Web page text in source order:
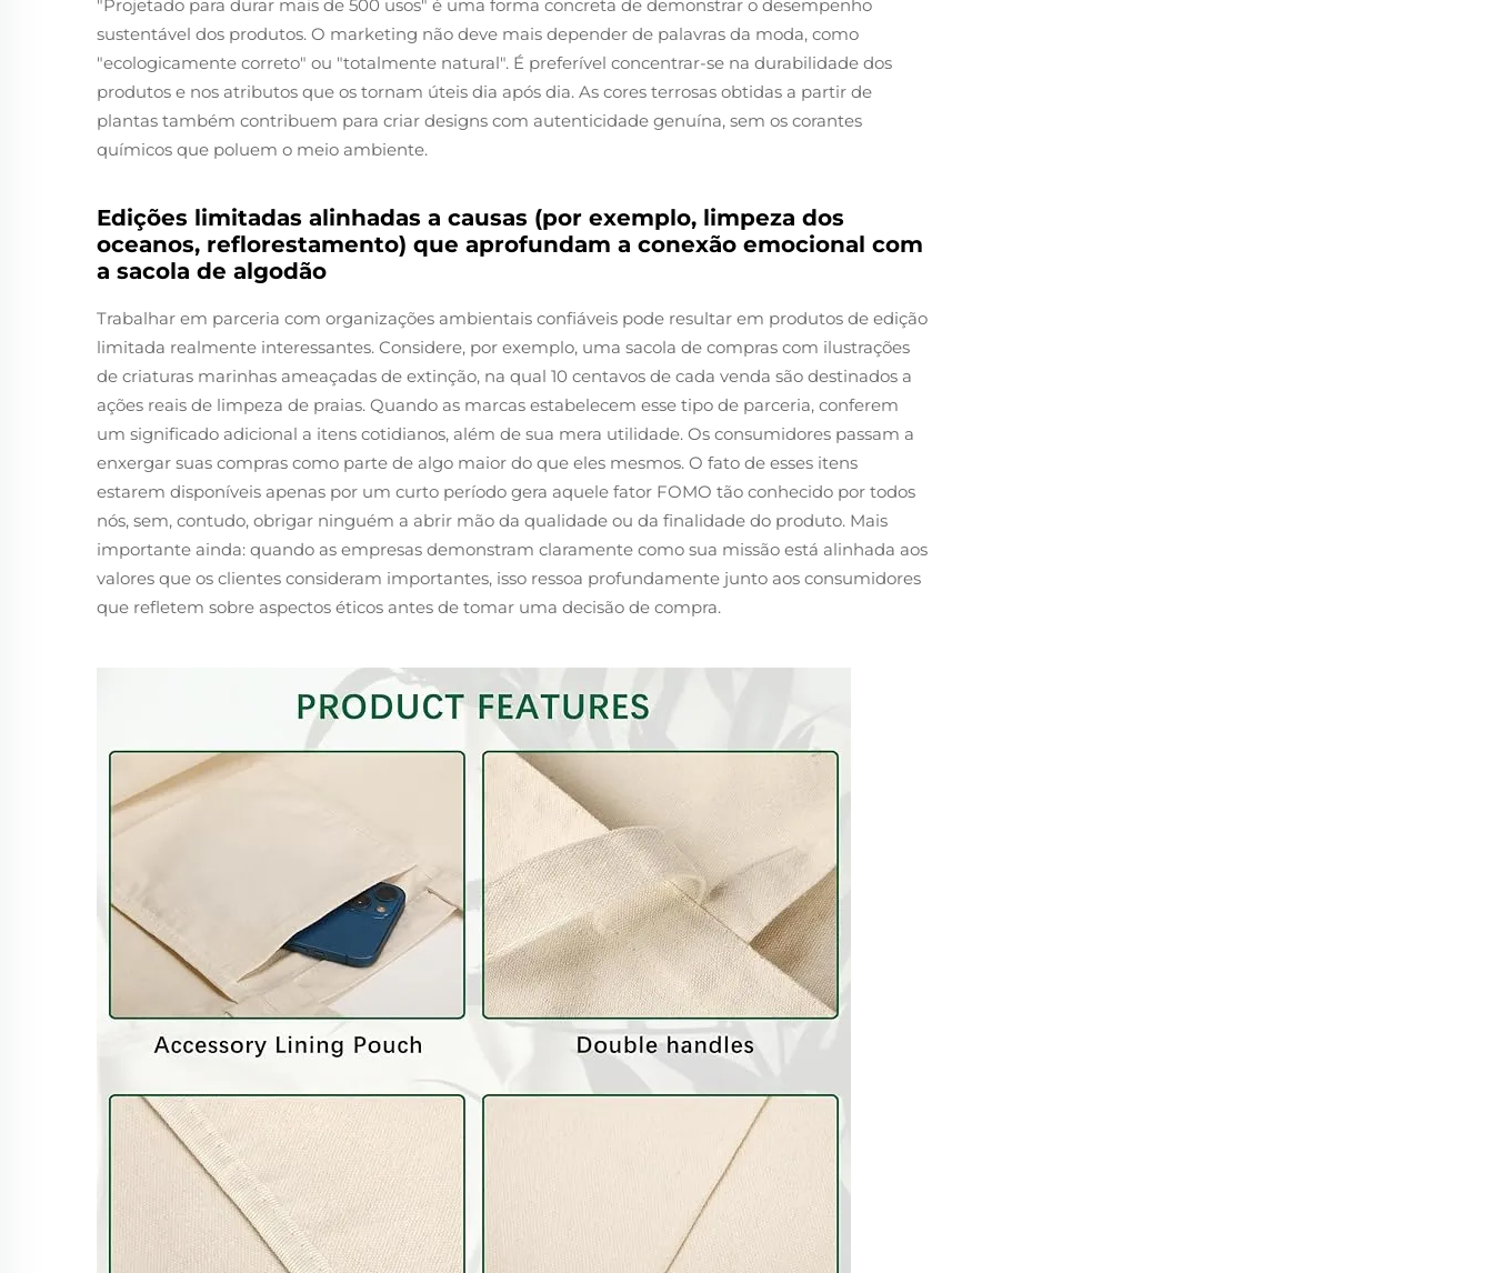
"Projetado para durar mais de 500 usos" é uma forma concreta de demonstrar o desempenho
sustentável dos produtos. O marketing não deve mais depender de palavras da moda, como
"ecologicamente correto" ou "totalmente natural". É preferível concentrar-se na durabilidade dos
produtos e nos atributos que os tornam úteis dia após dia. As cores terrosas obtidas a partir de
plantas também contribuem para criar designs com autenticidade genuína, sem os corantes
químicos que poluem o meio ambiente.
Edições limitadas alinhadas a causas (por exemplo, limpeza dos
oceanos, reflorestamento) que aprofundam a conexão emocional com
a sacola de algodão
Trabalhar em parceria com organizações ambientais confiáveis pode resultar em produtos de edição
limitada realmente interessantes. Considere, por exemplo, uma sacola de compras com ilustrações
de criaturas marinhas ameaçadas de extinção, na qual 10 centavos de cada venda são destinados a
ações reais de limpeza de praias. Quando as marcas estabelecem esse tipo de parceria, conferem
um significado adicional a itens cotidianos, além de sua mera utilidade. Os consumidores passam a
enxergar suas compras como parte de algo maior do que eles mesmos. O fato de esses itens
estarem disponíveis apenas por um curto período gera aquele fator FOMO tão conhecido por todos
nós, sem, contudo, obrigar ninguém a abrir mão da qualidade ou da finalidade do produto. Mais
importante ainda: quando as empresas demonstram claramente como sua missão está alinhada aos
valores que os clientes consideram importantes, isso ressoa profundamente junto aos consumidores
que refletem sobre aspectos éticos antes de tomar uma decisão de compra.